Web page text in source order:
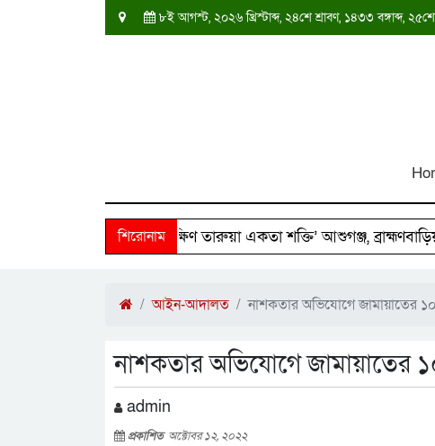
৮ই আগস্ট, ২০২৬ খ্রিস্টাব্দ, ২৪শে শ্রাবণ, ১৪৩৩ বঙ্গাব্দ,
শিরোনাম
২৫০ পরিবারের পাশে ‘দক্ষিণ তারুয়া একতা শক্তি’ আশুগঞ্জ, ব্রাহ্মণবাড়িয়া
আইন-আদালত নাশকতার অভিযোগে জামায়াতের
নাশকতার অভিযোগে জামায়াতের
admin
প্রকাশিত অক্টোবর ১২, ২০২২